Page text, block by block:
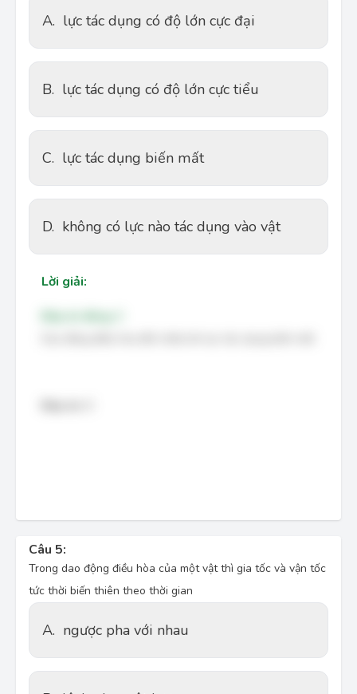
A. lực tác dụng có độ lớn cực đại
B. lực tác dụng có độ lớn cực tiểu
C. lực tác dụng biến mất
D. không có lực nào tác dụng vào vật
Lời giải:
Câu 5:
Trong dao động điều hòa của một vật thì gia tốc và vận tốc
tức thời biến thiên theo thời gian
A. ngược pha với nhau